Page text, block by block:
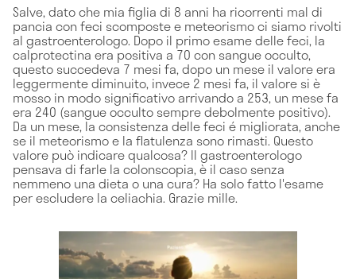
Salve, dato che mia figlia di 8 anni ha ricorrenti mal di
pancia con feci scomposte e meteorismo ci siamo rivolti
al gastroenterologo. Dopo il primo esame delle feci, la
calprotectina era positiva a 70 con sangue occulto,
questo succedeva 7 mesi fa, dopo un mese il valore era
leggermente diminuito, invece 2 mesi fa, il valore si è
mosso in modo significativo arrivando a 253, un mese fa
era 240 (sangue occulto sempre debolmente positivo).
Da un mese, la consistenza delle feci é migliorata, anche
se il meteorismo e la flatulenza sono rimasti. Questo
valore può indicare qualcosa? Il gastroenterologo
pensava di farle la colonscopia, è il caso senza
nemmeno una dieta o una cura? Ha solo fatto l'esame
per escludere la celiachia. Grazie mille.